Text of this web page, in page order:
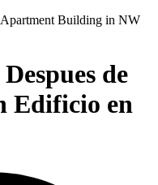
de
Edificio en